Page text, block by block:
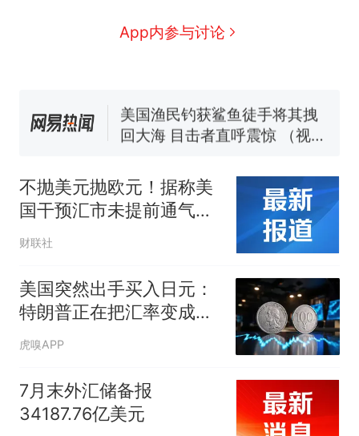
App内参与讨论
费大厨“全国小炒肉大王”称
号，仅凭视频评出？中国烹饪
140多朵
美国渔民钓获鲨鱼徒手将其拽
回大海 目击者直呼震惊 （视频
官方通报
热
那个在床头放菜刀的女孩，
因老师一句“跟我回家”改写了
不抛美元抛欧元！据称美
国干预汇市未提前通气，
欧洲央行措手不及
财联社
美国突然出手买入日元：
特朗普正在把汇率变成新
的地缘武器
虎嗅APP
7月末外汇储备报
34187.76亿美元